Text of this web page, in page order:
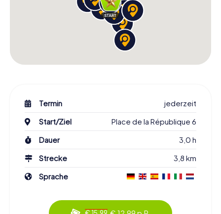
Termin
jederzeit
Start/Ziel
Place de la République 6
Dauer
3,0 h
Strecke
3,8 km
Sprache